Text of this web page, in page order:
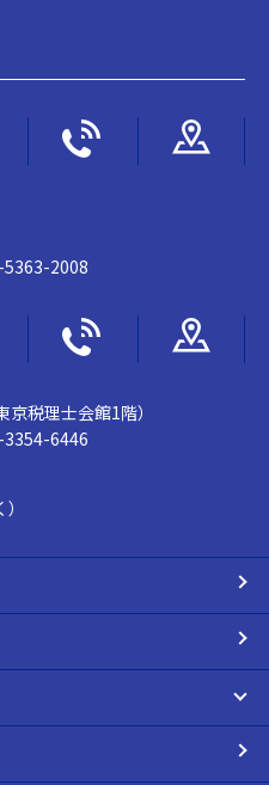
2008
税理士会館1階）
6446